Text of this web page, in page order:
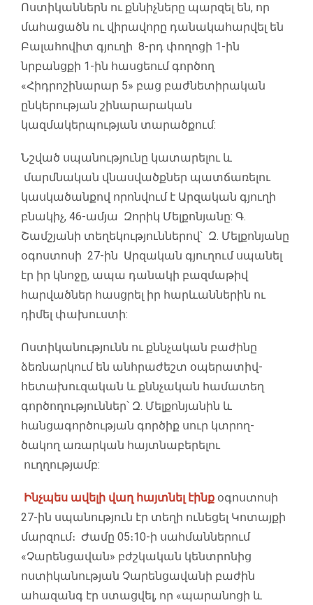
Ոստիկաններն ու քննիչները պարզել են, որ
մահացածն ու վիրավորը դանակահարվել են
Բալահովիտ գյուղի 8-րդ փողոցի 1-ին
նրբանցքի 1-ին հասցեում գործող
«Հիդրոշինարար 5» բաց բաժնետիրական
ընկերության շինարարական
կազմակերպության տարածքում:
Նշված սպանությունը կատարելու և
մարմնական վնասվածքներ պատճառելու
կասկածանքով որոնվում է Արզական գյուղի
բնակիչ, 46-ամյա Զորիկ Մելքոնյանը: Գ.
Շամշյանի տեղեկություններով՝ Զ. Մելքոնյանը
օգոստոսի 27-ին Արզական գյուղում սպանել
էր իր կնոջը, ապա դանակի բազմաթիվ
հարվածներ հասցրել իր հարևաններին ու
դիմել փախուստի:
Ոստիկանությունն ու քննչական բաժինը
ձեռնարկում են անհրաժեշտ օպերատիվ-
հետախուզական և քննչական համատեղ
գործողություններ՝ Զ. Մելքոնյանին և
հանցագործության գործիք սուր կտրող-
ծակող առարկան հայտնաբերելու
ուղղությամբ:
Ինչպես ավելի վաղ հայտնել էինք օգոստոսի
27-ին սպանություն էր տեղի ունեցել Կոտայքի
մարզում։ Ժամը 05։10-ի սահմաններում
«Չարենցավան» բժշկական կենտրոնից
ոստիկանության Չարենցավանի բաժին
ահազանգ էր ստացվել, որ «պարանոցի և